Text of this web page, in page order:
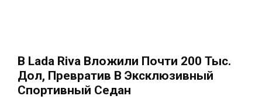
В Lada Riva Вложили Почти 200 Тыс.
Дол, Превратив В Эксклюзивный
Спортивный Седан